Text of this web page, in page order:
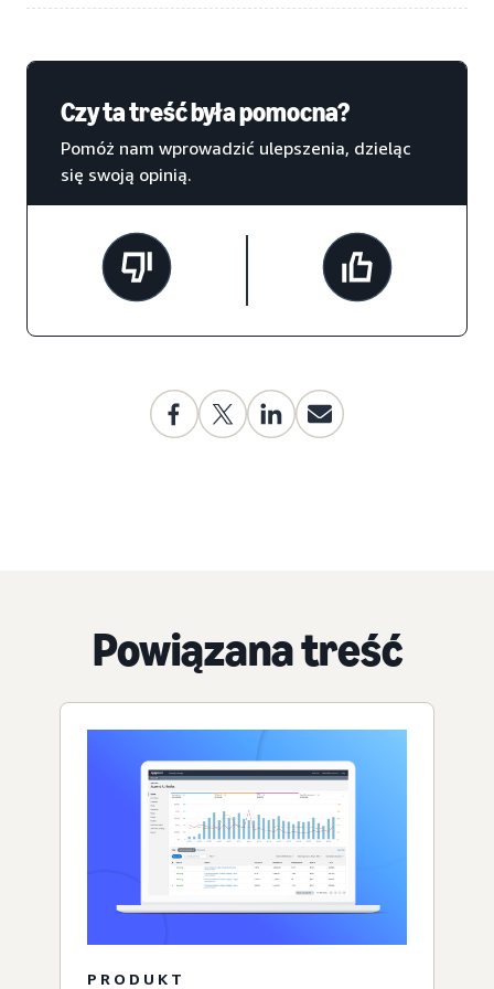
Czy ta treść była pomocna?
Pomóż nam wprowadzić ulepszenia, dzieląc
się swoją opinią.
Powiązana treść
PRODUKT